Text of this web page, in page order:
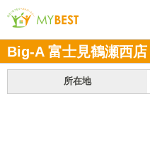
Big-A 富士見鶴瀬西店
所在地